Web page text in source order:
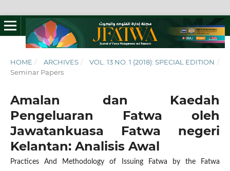
HOME / ARCHIVES / VOL. 13 NO. 1 (2018): SPECIAL EDITION /
Seminar Papers
Amalan dan Kaedah
Pengeluaran Fatwa oleh
Jawatankuasa Fatwa negeri
Kelantan: Analisis Awal
Practices And Methodology of Issuing Fatwa by the Fatwa